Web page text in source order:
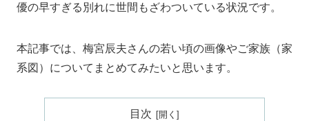
優の早すぎる別れに世間もざわついている状況です。
本記事では、梅宮辰夫さんの若い頃の画像やご家族（家
系図）についてまとめてみたいと思います。
目次